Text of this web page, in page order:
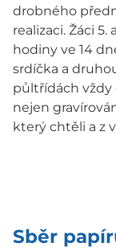
drobného
realizaci. Žáci
hodiny ve 14
srdíčka a
půltřídách vždy
nejen
který chtěli a z
Sběr